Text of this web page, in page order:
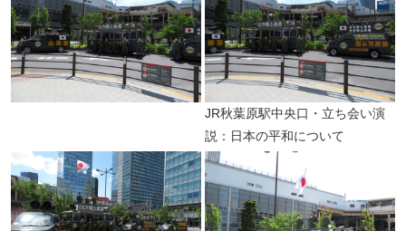
JR秋葉原駅中央口・立ち会い演
説：日本の平和について